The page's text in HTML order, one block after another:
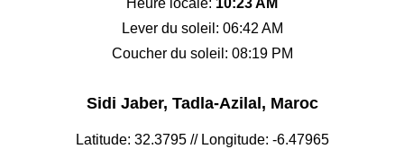
Heure locale: 10:23 AM
Lever du soleil: 06:42 AM
Coucher du soleil: 08:19 PM
Sidi Jaber, Tadla-Azilal, Maroc
Latitude: 32.3795 // Longitude: -6.47965